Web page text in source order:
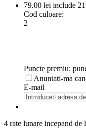
79.00 lei include
Cod culoare:
2
Puncte premiu:
Anuntati-ma
E-mail
4 rate lunare incepand de